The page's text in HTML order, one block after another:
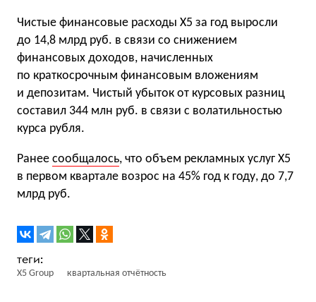
Чистые финансовые расходы X5 за год выросли
до 14,8 млрд руб. в связи со снижением
финансовых доходов, начисленных
по краткосрочным финансовым вложениям
и депозитам. Чистый убыток от курсовых разниц
составил 344 млн руб. в связи с волатильностью
курса рубля.
Ранее сообщалось, что объем рекламных услуг X5
в первом квартале возрос на 45% год к году, до 7,7
млрд руб.
X5 Group квартальная отчётность